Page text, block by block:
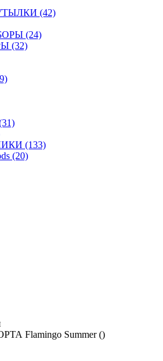
(42)
(24)
(32)
(133)
(20)
Flamingo Summer ()